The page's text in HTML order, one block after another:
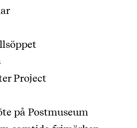
Project
på Postmuseum